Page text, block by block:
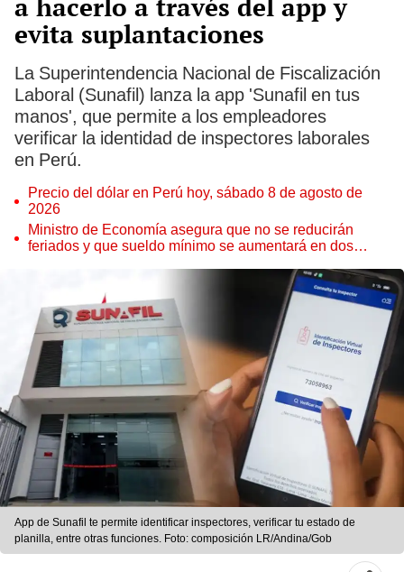
a hacerlo a través del app y
evita suplantaciones
La Superintendencia Nacional de Fiscalización
Laboral (Sunafil) lanza la app 'Sunafil en tus
manos', que permite a los empleadores
verificar la identidad de inspectores laborales
en Perú.
Precio del dólar en Perú hoy, sábado 8 de agosto de
2026
Ministro de Economía asegura que no se reducirán
feriados y que sueldo mínimo se aumentará en dos
App de Sunafil te permite identificar inspectores, verificar tu estado de
planilla, entre otras funciones. Foto: composición LR/Andina/Gob